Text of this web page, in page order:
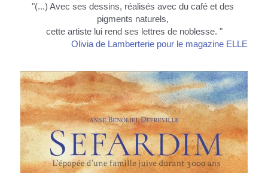
"(...) Avec ses dessins, réalisés avec du café et des
pigments naturels,
cette artiste lui rend ses lettres de noblesse. "
Olivia de Lamberterie pour le magazine ELLE